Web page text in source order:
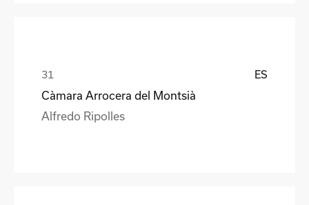
ES
Càmara Arrocera del Montsià
Alfredo Ripolles